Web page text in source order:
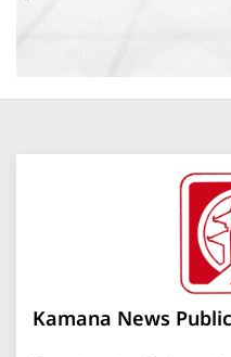
Kamana News